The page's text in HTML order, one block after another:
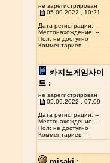
не зарегистрирован
05.09.2022 , 10:21
Дата регистрации: --
Местонахождение: --
Пол: не доступно
Комментариев: --
카지노게임사이
트 :
не зарегистрирован
05.09.2022 , 07:09
Дата регистрации: --
Местонахождение: --
Пол: не доступно
Комментариев: --